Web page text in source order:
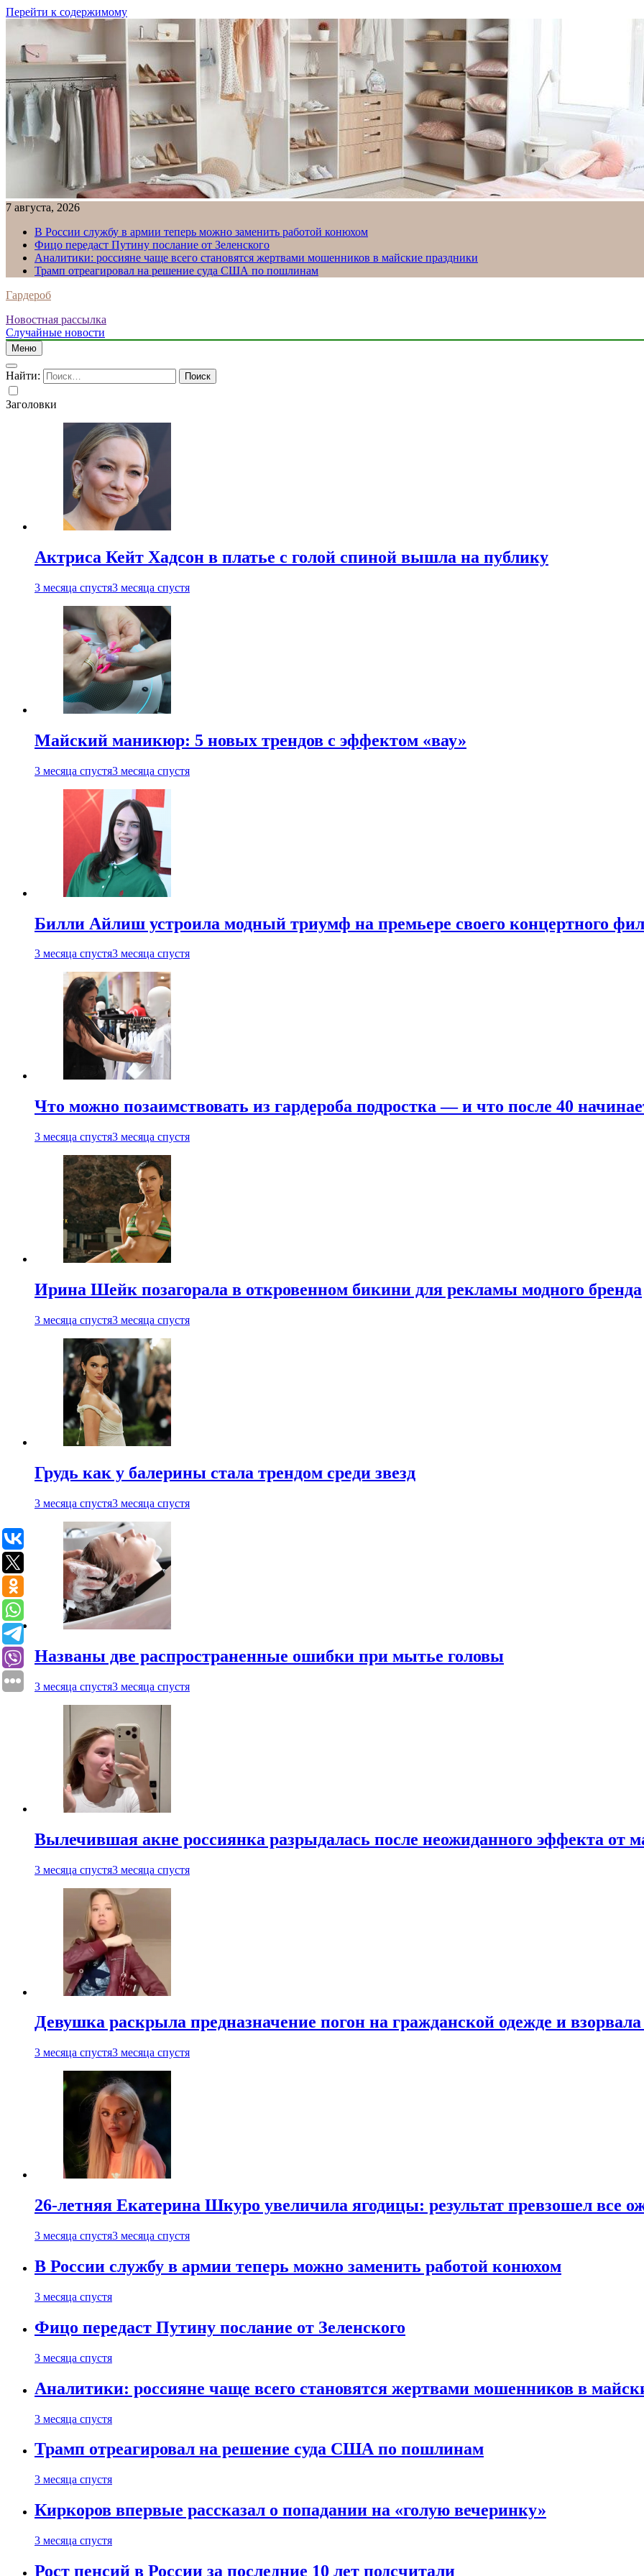
Перейти к содержимому
7 августа, 2026
В России службу в армии теперь можно заменить работой конюхом
Фицо передаст Путину послание от Зеленского
Аналитики: россияне чаще всего становятся жертвами мошенников в майские праздники
Трамп отреагировал на решение суда США по пошлинам
Гардероб
Новостная рассылка
Случайные новости
Меню
Найти:
Заголовки
Актриса Кейт Хадсон в платье с голой спиной вышла на публику
3 месяца спустя3 месяца спустя
Майский маникюр: 5 новых трендов с эффектом «вау»
3 месяца спустя3 месяца спустя
Билли Айлиш устроила модный триумф на премьере своего концертного
3 месяца спустя3 месяца спустя
Что можно позаимствовать из гардероба подростка — и что после 40
3 месяца спустя3 месяца спустя
Ирина Шейк позагорала в откровенном бикини для рекламы модного бренда
3 месяца спустя3 месяца спустя
Грудь как у балерины стала трендом среди звезд
3 месяца спустя3 месяца спустя
Названы две распространенные ошибки при мытье головы
3 месяца спустя3 месяца спустя
Вылечившая акне россиянка разрыдалась после неожиданного эффекта от
3 месяца спустя3 месяца спустя
Девушка раскрыла предназначение погон на гражданской одежде и взорвала
3 месяца спустя3 месяца спустя
26-летняя Екатерина Шкуро увеличила ягодицы: результат превзошел все
3 месяца спустя3 месяца спустя
В России службу в армии теперь можно заменить работой конюхом
3 месяца спустя
Фицо передаст Путину послание от Зеленского
3 месяца спустя
Аналитики: россияне чаще всего становятся жертвами мошенников в
3 месяца спустя
Трамп отреагировал на решение суда США по пошлинам
3 месяца спустя
Киркоров впервые рассказал о попадании на «голую вечеринку»
3 месяца спустя
Рост пенсий в России за последние 10 лет подсчитали